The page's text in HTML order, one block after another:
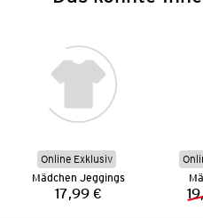
Online Exklusiv
Mädchen Jeggings
Preis:
17,99 €